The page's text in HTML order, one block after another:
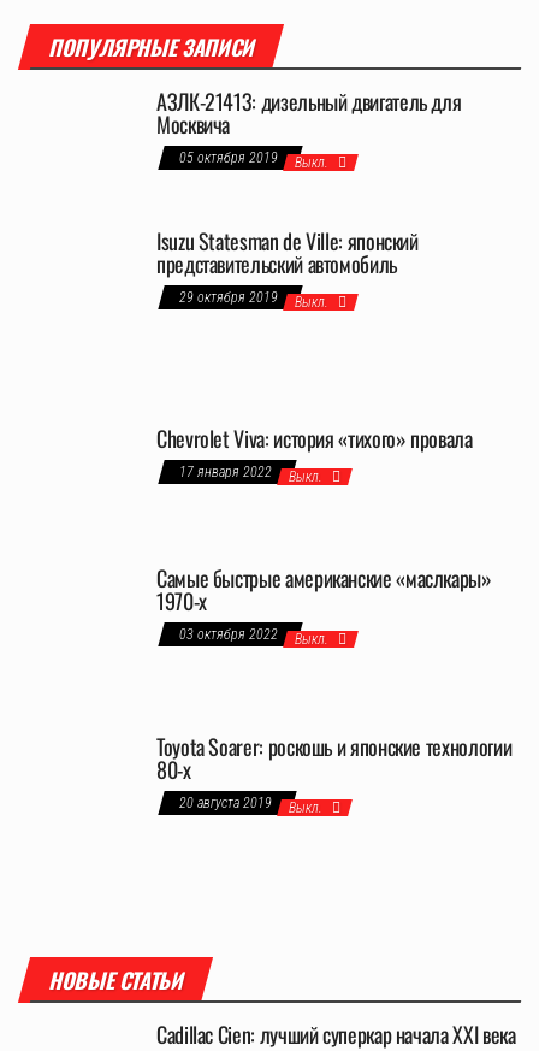
ПОПУЛЯРНЫЕ ЗАПИСИ
АЗЛК-21413: дизельный двигатель для
Москвича
05 октября 2019 Выкл.
Isuzu Statesman de Ville: японский
представительский автомобиль
29 октября 2019 Выкл.
Chevrolet Viva: история «тихого» провала
17 января 2022 Выкл.
Самые быстрые американские «маслкары»
1970-х
03 октября 2022 Выкл.
Toyota Soarer: роскошь и японские технологии
80-х
20 августа 2019 Выкл.
НОВЫЕ СТАТЬИ
Cadillac Cien: лучший суперкар начала XXI века